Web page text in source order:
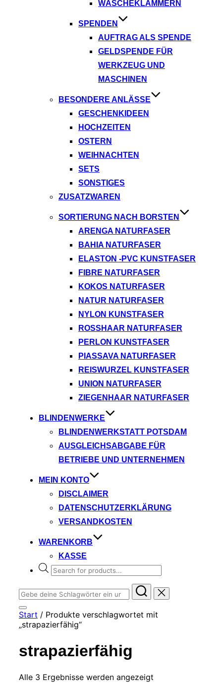
WÄSCHEKLAMMERN
SPENDEN
AUFTRAG ALS SPENDE
GELDSPENDE FÜR
WERKZEUG UND
MASCHINEN
BESONDERE ANLÄSSE
GESCHENKIDEEN
HOCHZEITEN
OSTERN
WEIHNACHTEN
SETS
SONSTIGES
ZUSATZWAREN
SORTIERUNG NACH BORSTEN
ARENGA NATURFASER
BAHIA NATURFASER
ELASTON -PVC KUNSTFASER
FIBRE NATURFASER
KOKOS NATURFASER
NATUR NATURFASER
NYLON KUNSTFASER
ROSSHAAR NATURFASER
PERLON KUNSTFASER
PIASSAVA NATURFASER
REISWURZEL KUNSTFASER
UNION NATURFASER
ZIEGENHAAR NATURFASER
BLINDENWERKE
BLINDENWERKSTATT POTSDAM
AUSGLEICHSABGABE FÜR
BETRIEBE UND UNTERNEHMEN
MEIN KONTO
DISCLAIMER
DATENSCHUTZERKLÄRUNG
VERSANDKOSTEN
WARENKORB
KASSE
Products
search
Suchen
nach:
Seitenleiste
&
Navigation
Start / Produkte verschlagwortet mit
„strapazierfähig“
strapazierfähig
Alle 3 Ergebnisse werden angezeigt